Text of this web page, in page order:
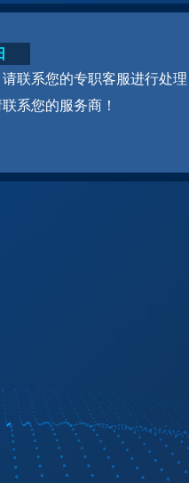
联系您的专职客服进行处
系您的服务商！